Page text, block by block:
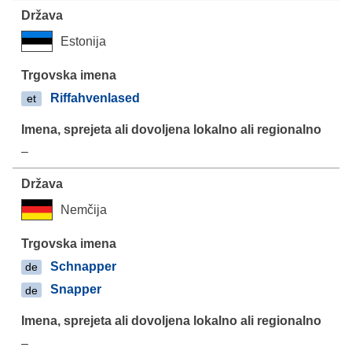
Estonija
et Riffahvenlased
–
Nemčija
de Schnapper
de Snapper
–